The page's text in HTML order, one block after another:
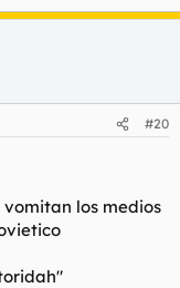
#20
los medios